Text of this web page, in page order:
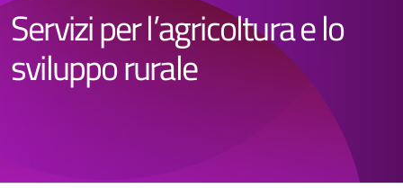
Servizi per l’agricoltura e lo
sviluppo rurale